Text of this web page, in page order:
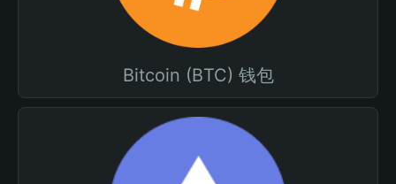
Bitcoin (BTC) 钱包